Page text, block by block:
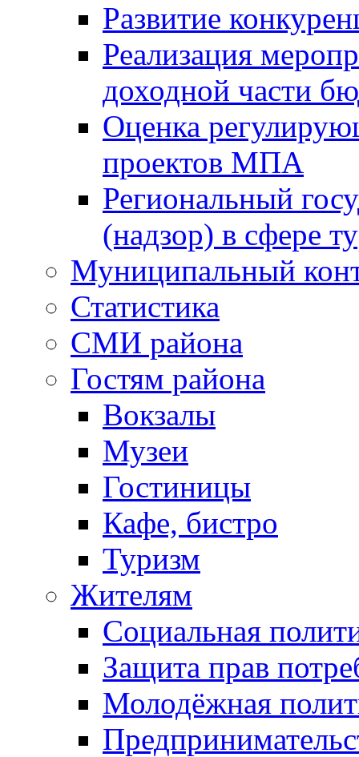
Развитие
Реализация
доходной части
Оценка
проектов МПА
Региональный
(надзор) в сфере
Муниципальный
Статистика
СМИ района
Гостям района
Вокзалы
Музеи
Гостиницы
Кафе, бистро
Туризм
Жителям
Социальная
Защита прав
Молодёжная